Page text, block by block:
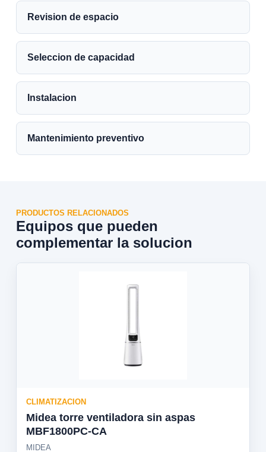
Revision de espacio
Seleccion de capacidad
Instalacion
Mantenimiento preventivo
PRODUCTOS RELACIONADOS
Equipos que pueden
complementar la solucion
CLIMATIZACION
Midea torre ventiladora sin aspas
MBF1800PC-CA
MIDEA